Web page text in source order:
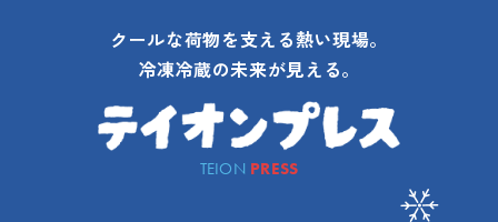
クールな荷物を支える熱い現場。
冷凍冷蔵の未来が見える。
TEION PRESS